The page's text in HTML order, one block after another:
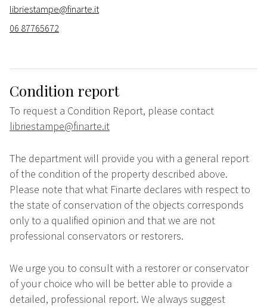
libriestampe@finarte.it
06 87765672
Condition report
To request a Condition Report, please contact
libriestampe@finarte.it
The department will provide you with a general report
of the condition of the property described above.
Please note that what Finarte declares with respect to
the state of conservation of the objects corresponds
only to a qualified opinion and that we are not
professional conservators or restorers.
We urge you to consult with a restorer or conservator
of your choice who will be better able to provide a
detailed, professional report. We always suggest